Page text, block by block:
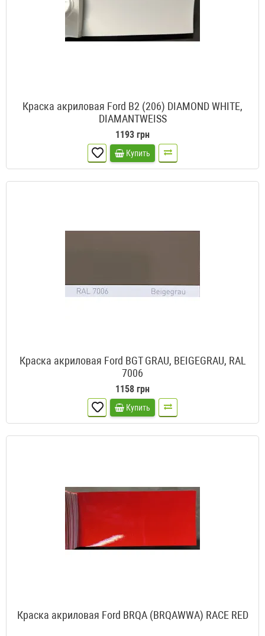
Краска акриловая Ford B2 (206) DIAMOND WHITE,
DIAMANTWEISS
1193 грн
Купить
Краска акриловая Ford BGT GRAU, BEIGEGRAU, RAL
7006
1158 грн
Купить
Краска акриловая Ford BRQA (BRQAWWA) RACE RED